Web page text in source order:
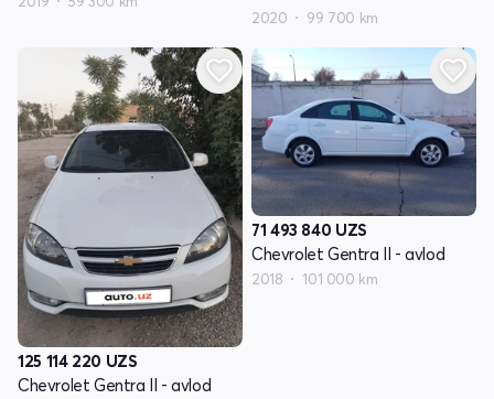
2020 99 700 km
125 114 220 UZS
Chevrolet Gentra II - avlod
71 493 840 UZS
Chevrolet Gentra II - avlod
2018 101 000 km